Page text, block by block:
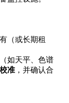
（或长期租
如天平、色谱
准 ，并确认合